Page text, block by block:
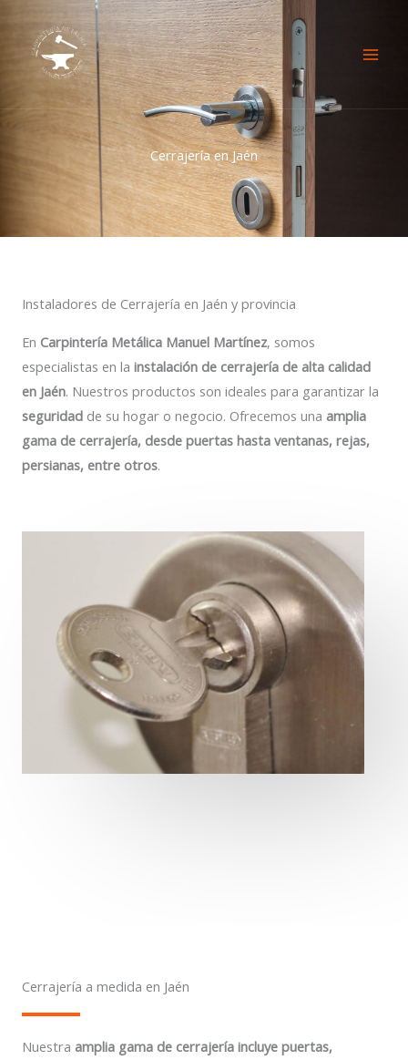
contenido
Cerrajería en Jaén
Instaladores de Cerrajería en Jaén y provincia
En Carpintería Metálica Manuel Martínez, somos
especialistas en la instalación de cerrajería de alta calidad
en Jaén. Nuestros productos son ideales para garantizar la
seguridad de su hogar o negocio. Ofrecemos una amplia
gama de cerrajería, desde puertas hasta ventanas, rejas,
persianas, entre otros.
Cerrajería a medida en Jaén
Nuestra amplia gama de cerrajería incluye puertas,